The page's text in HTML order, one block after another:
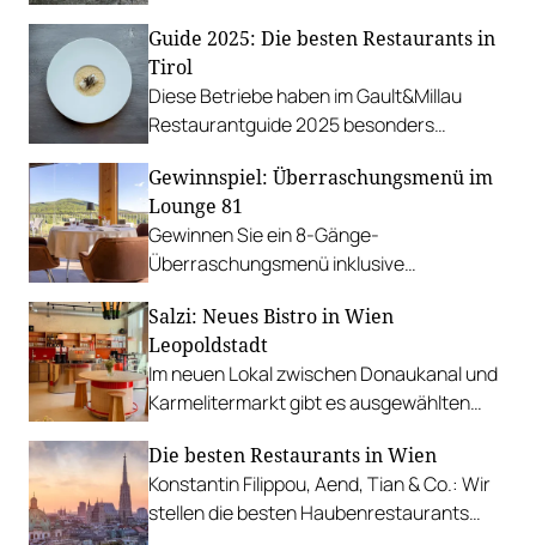
Guide 2025: Die besten Restaurants in
Tirol
Diese Betriebe haben im Gault&Millau
Restaurantguide 2025 besonders
Gewinnspiel: Überraschungsmenü im
Lounge 81
Gewinnen Sie ein 8-Gänge-
Überraschungsmenü inklusive
Restaurant Lounge 81 in der
Südoststeiermark!
Salzi: Neues Bistro in Wien
Leopoldstadt
Im neuen Lokal zwischen Donaukanal und
Karmelitermarkt gibt es ausgewählten
pflanzenbasierte Küche.
Die besten Restaurants in Wien
Konstantin Filippou, Aend, Tian & Co.: Wir
stellen die besten Haubenrestaurants